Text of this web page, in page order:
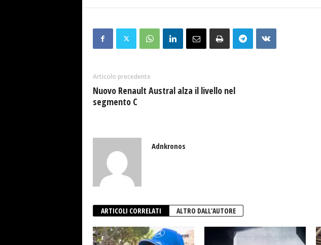
Articolo precedente
Nuovo Renault Austral alza il livello nel
segmento C
Adnkronos
ARTICOLI CORRELATI ALTRO DALL'AUTORE